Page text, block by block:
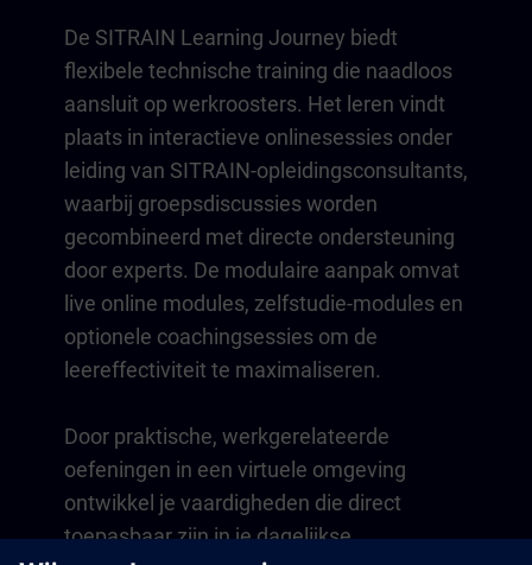
De SITRAIN Learning Journey biedt
flexibele technische training die naadloos
aansluit op werkroosters. Het leren vindt
plaats in interactieve onlinesessies onder
leiding van SITRAIN-opleidingsconsultants,
waarbij groepsdiscussies worden
gecombineerd met directe ondersteuning
door experts. De modulaire aanpak omvat
live online modules, zelfstudie-modules en
optionele coachingsessies om de
leereffectiviteit te maximaliseren.
Door praktische, werkgerelateerde
oefeningen in een virtuele omgeving
ontwikkel je vaardigheden die direct
toepasbaar zijn in je dagelijkse